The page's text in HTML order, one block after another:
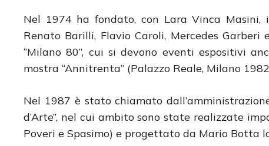
Nel 1974 ha fondato, con Lara Vinca Masini,
Renato Barilli, Flavio Caroli, Mercedes
“Milano 80”, cui si devono eventi espositivi
mostra “Annitrenta” (Palazzo Reale, Milano
Nel 1987 è stato chiamato
d’Arte”, nel cui ambito sono state realizzate
Poveri e Spasimo) e progettato da Mario Botta